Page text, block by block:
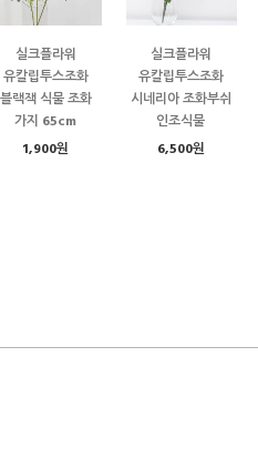
실크플라워
유칼립투스조화
블랙잭 식물 조화
가지 65cm
1,900원
실크플라워
유칼립투스조화
시네리아 조화부쉬
인조식물
6,500원